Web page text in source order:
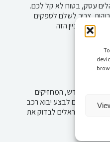
עסק, בטוח לא קל לכם.
צריך לשלם לספקים
כל העניין הזה
ועולה חדש, המחזיקים
תקף, רשאים לבצע יבוא רכב
את הישראלים לבדוק את